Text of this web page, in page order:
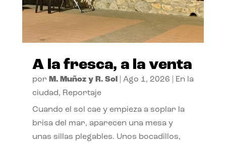
A la fresca, a la venta
por M. Muñoz y R. Sol| Ago 1, 2026
En la
ciudad, Reportaje
Cuando el sol cae y empieza a soplar la
brisa del mar, aparecen una mesa y
unas sillas plegables. Unos bocadillos,